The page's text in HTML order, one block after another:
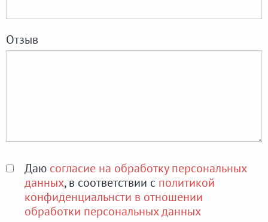
Отзыв
Даю согласие на обработку персональных
данных, в соответствии с политикой
конфиденциальнсти в отношении
обработки персональных данных